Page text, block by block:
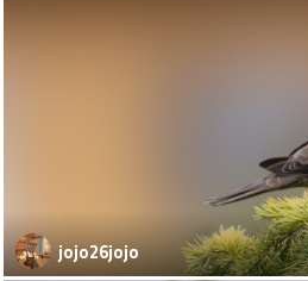
jojo26jojo